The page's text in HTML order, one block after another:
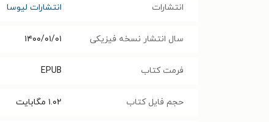
انتشارات انتشارات لیوسا
سال انتشار نسخه فیزیکی ۱۴۰۰/۰۱/۰۱
فرمت کتاب EPUB
حجم فایل کتاب ۱.۰۲ مگابایت